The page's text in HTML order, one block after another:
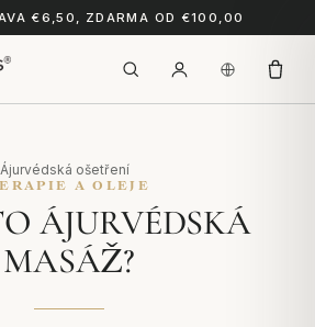
€6,50, ZDARMA OD €100,00
Ájurvédská ošetření
A OLEJE
ÁJURVÉDSKÁ
MASÁŽ?